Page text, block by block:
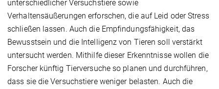
unterschiedlicher Versuchstiere sowie
Verhaltensäußerungen erforschen, die auf Leid oder Stress
schließen lassen. Auch die Empfindungsfähigkeit, das
Bewusstsein und die Intelligenz von Tieren soll verstärkt
untersucht werden. Mithilfe dieser Erkenntnisse wollen die
Forscher künftig Tierversuche so planen und durchführen,
dass sie die Versuchstiere weniger belasten. Auch die